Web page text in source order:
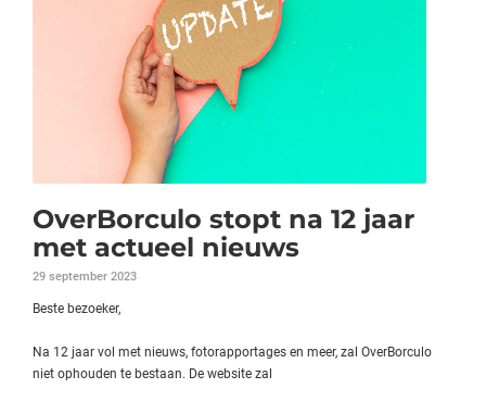
OverBorculo stopt na 12 jaar
met actueel nieuws
29 september 2023
Beste bezoeker,
Na 12 jaar vol met nieuws, fotorapportages en meer, zal OverBorculo
niet ophouden te bestaan. De website zal